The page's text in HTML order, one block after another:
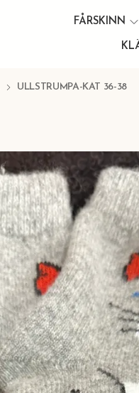
FÅRSKINN
ULLSTRUMPA-KAT 36-38